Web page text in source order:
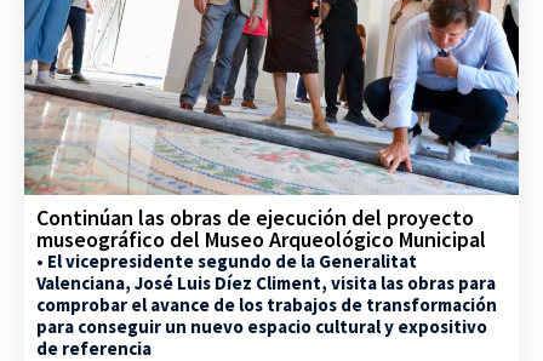
Continúan las obras de ejecución del proyecto
museográfico del Museo Arqueológico Municipal
• El vicepresidente segundo de la Generalitat
Valenciana, José Luis Díez Climent, visita las obras para
comprobar el avance de los trabajos de transformación
para conseguir un nuevo espacio cultural y expositivo
de referencia